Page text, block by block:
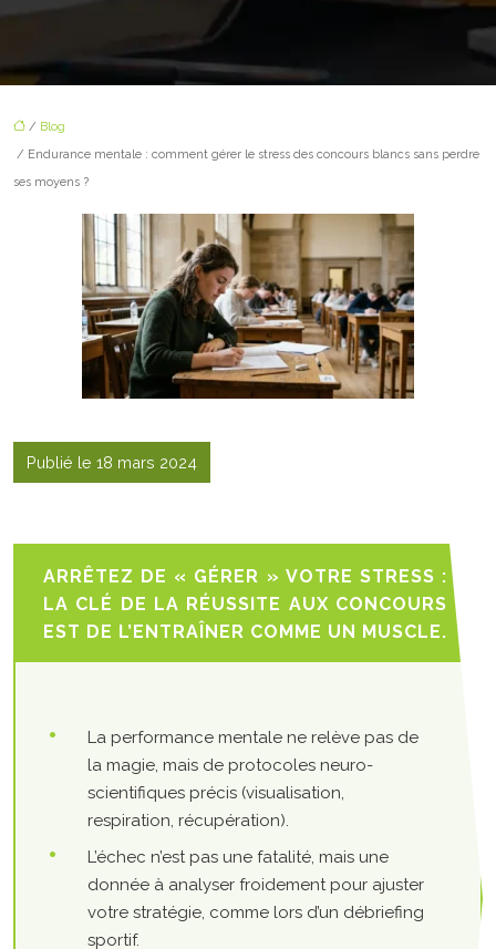
/ Blog
/ Endurance mentale : comment gérer le stress des concours blancs sans perdre
ses moyens ?
Publié le 18 mars 2024
ARRÊTEZ DE « GÉRER » VOTRE STRESS :
LA CLÉ DE LA RÉUSSITE AUX CONCOURS
EST DE L’ENTRAÎNER COMME UN MUSCLE.
La performance mentale ne relève pas de
la magie, mais de protocoles neuro-
scientifiques précis (visualisation,
respiration, récupération).
L’échec n’est pas une fatalité, mais une
donnée à analyser froidement pour ajuster
votre stratégie, comme lors d’un débriefing
sportif.